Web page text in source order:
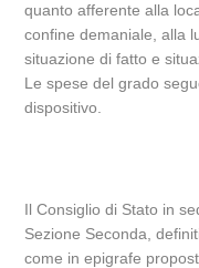
quanto afferente alla
confine demaniale, alla
situazione di fatto e
Le spese del grado
dispositivo.
Il Consiglio di Stato in
Sezione Seconda,
come in epigrafe